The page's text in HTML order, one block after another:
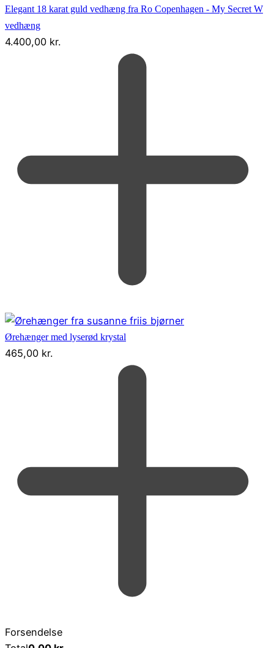
Elegant 18 karat guld vedhæng fra Ro Copenhagen - My Secret W
vedhæng
4.400,00 kr.
Ørehænger med lyserød krystal
465,00 kr.
Forsendelse